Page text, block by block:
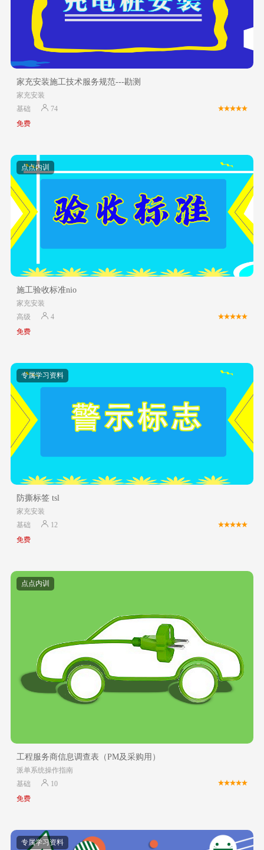
家充安装施工技术服务规范---勘测
家充安装
基础
74
免费
点点内训
施工验收标准nio
家充安装
高级
4
免费
专属学习资料
防撕标签 tsl
家充安装
基础
12
免费
点点内训
工程服务商信息调查表（PM及采购用）
派单系统操作指南
基础
10
免费
专属学习资料